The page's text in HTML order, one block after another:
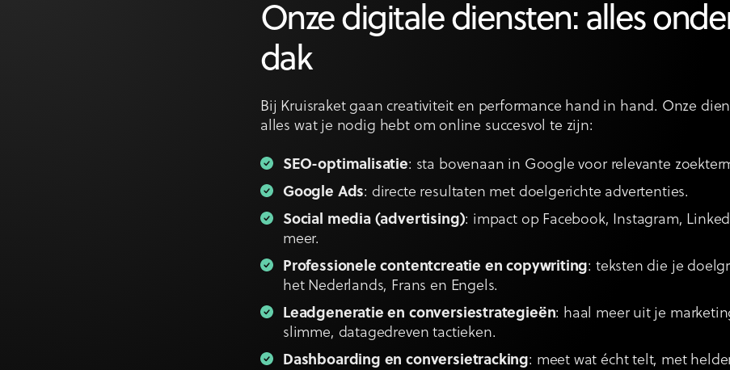
Onze digitale diensten: alles
dak
Bij Kruisraket gaan creativiteit en performance hand in hand. Onze
alles wat je nodig hebt om online succesvol te zijn:
SEO-optimalisatie: sta bovenaan in Google voor relevante
Google Ads: directe resultaten met doelgerichte advertenties.
Social media (advertising): impact op Facebook, Instagram,
meer.
Professionele contentcreatie en copywriting: teksten die je
het Nederlands, Frans en Engels.
Leadgeneratie en conversiestrategieën: haal meer uit je
slimme, datagedreven tactieken.
Dashboarding en conversietracking: meet wat écht telt, met